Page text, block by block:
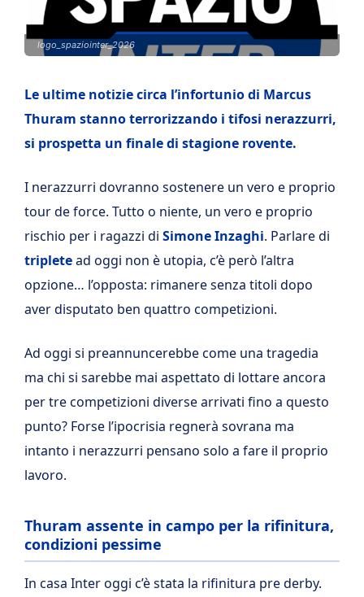
logo_spaziointer_2026
Le ultime notizie circa l’infortunio di Marcus
Thuram stanno terrorizzando i tifosi nerazzurri,
si prospetta un finale di stagione rovente.
I nerazzurri dovranno sostenere un vero e proprio
tour de force. Tutto o niente, un vero e proprio
rischio per i ragazzi di Simone Inzaghi. Parlare di
tripletead oggi non è utopia, c’è però l’altra
opzione… l’opposta: rimanere senza titoli dopo
aver disputato ben quattro competizioni.
Ad oggi si preannuncerebbe come una tragedia
ma chi si sarebbe mai aspettato di lottare ancora
per tre competizioni diverse arrivati fino a questo
punto? Forse l’ipocrisia regnerà sovrana ma
intanto i nerazzurri pensano solo a fare il proprio
lavoro.
Thuram assente in campo per la rifinitura,
condizioni pessime
In casa Inter oggi c’è stata la rifinitura pre derby.